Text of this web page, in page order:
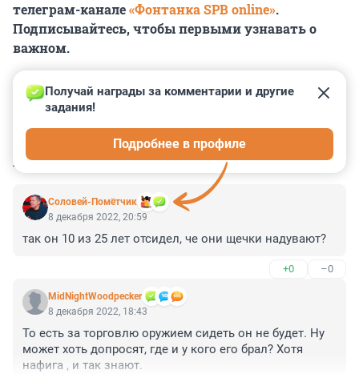
телеграм-канале«Фонтанка SPB online».
Подписывайтесь, чтобы первыми узнавать о
важном.
КОММЕНТАРИИ 2
Соловей-Помётчик
Получай награды за комментарии и другие
задания!
Подробнее в профиле
8 декабря 2022, 20:59
так он 10 из 25 лет отсидел, че они щечки надувают?
+0 –0
MidNightWoodpecker
8 декабря 2022, 18:43
То есть за торговлю оружием сидеть он не будет. Ну
может хоть допросят, где и у кого его брал? Хотя
нафига , и так знают.